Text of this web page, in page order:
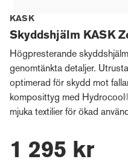
KASK
Skyddshjälm KASK
Högpresterande
genomtänkta detaljer.
optimerad för skydd mot
komposittyg med
mjuka textilier för ökad
1 295 kr